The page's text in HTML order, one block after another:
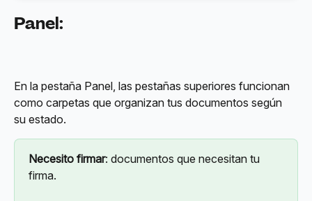
Panel:
En la pestaña Panel, las pestañas superiores funcionan
como carpetas que organizan tus documentos según
su estado.
Necesito firmar: documentos que necesitan tu
firma.